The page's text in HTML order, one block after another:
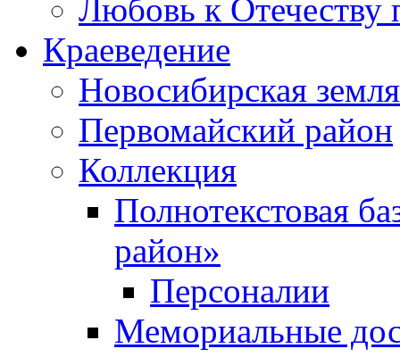
Любовь к Отечеству
Краеведение
Новосибирская земля
Первомайский район
Коллекция
Полнотекстовая
район»
Персоналии
Мемориальные